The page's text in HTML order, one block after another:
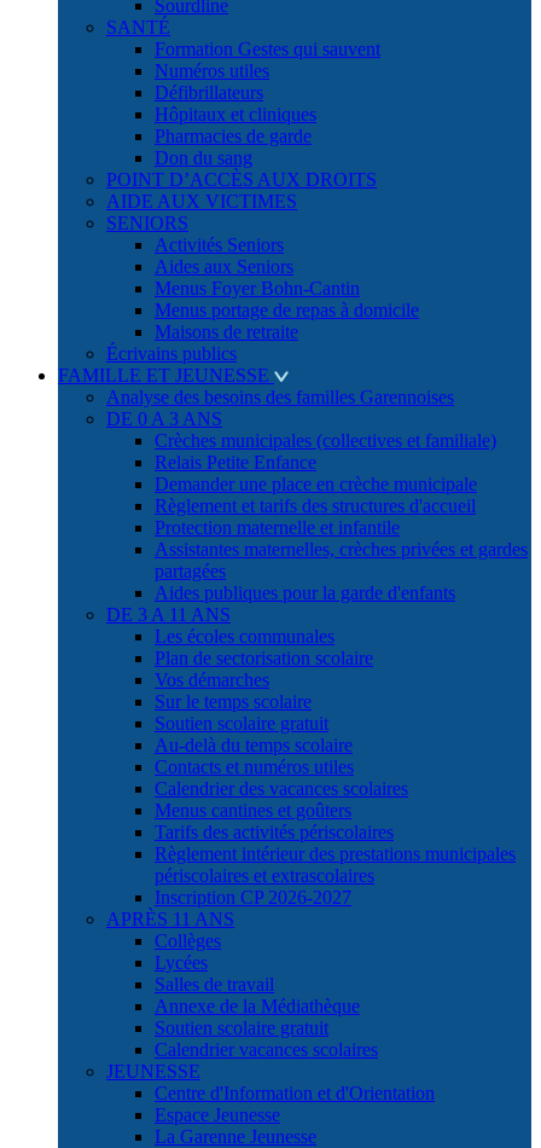
Sourdline
SANTÉ
Formation Gestes qui sauvent
Numéros utiles
Défibrillateurs
Hôpitaux et cliniques
Pharmacies de garde
Don du sang
POINT D’ACCÈS AUX DROITS
AIDE AUX VICTIMES
SENIORS
Activités Seniors
Aides aux Seniors
Menus Foyer Bohn-Cantin
Menus portage de repas à domicile
Maisons de retraite
Écrivains publics
FAMILLE ET JEUNESSE
Analyse des besoins des familles Garennoises
DE 0 A 3 ANS
Crèches municipales (collectives et familiale)
Relais Petite Enfance
Demander une place en crèche municipale
Règlement et tarifs des structures d'accueil
Protection maternelle et infantile
Assistantes maternelles, crèches privées et gardes
partagées
Aides publiques pour la garde d'enfants
DE 3 A 11 ANS
Les écoles communales
Plan de sectorisation scolaire
Vos démarches
Sur le temps scolaire
Soutien scolaire gratuit
Au-delà du temps scolaire
Contacts et numéros utiles
Calendrier des vacances scolaires
Menus cantines et goûters
Tarifs des activités périscolaires
Règlement intérieur des prestations municipales
périscolaires et extrascolaires
Inscription CP 2026-2027
APRÈS 11 ANS
Collèges
Lycées
Salles de travail
Annexe de la Médiathèque
Soutien scolaire gratuit
Calendrier vacances scolaires
JEUNESSE
Centre d'Information et d'Orientation
Espace Jeunesse
La Garenne Jeunesse